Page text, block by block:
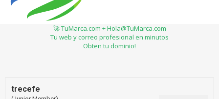
🚀 TuMarca.com + Hola@TuMarca.com
Tu web y correo profesional en minutos
Obten tu dominio!
trecefe